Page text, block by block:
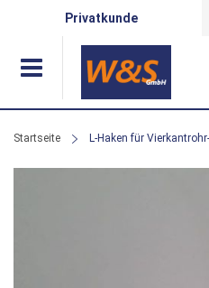
Privatkunde
Startseite L-Haken für